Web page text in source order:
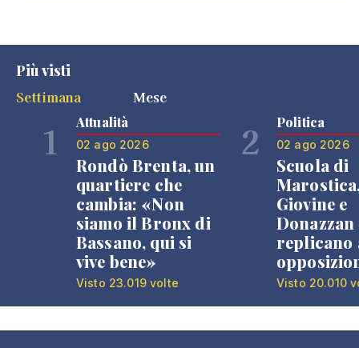
Più visti
Settimana
Mese
1 Attualità
02 ago 2026
Rondò Brenta, un
quartiere che
cambia: «Non
siamo il Bronx di
Bassano, qui si
vive bene»
Visto 23.019 volte
2 Politica
02 ago 2026
Scuola di
Giovine e
Donazzan
replicano
Visto 20.010